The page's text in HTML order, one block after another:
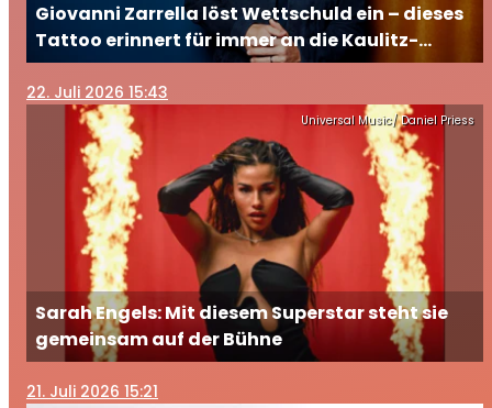
Giovanni Zarrella löst Wettschuld ein – dieses
Tattoo erinnert für immer an die Kaulitz-
Brüder
22. Juli 2026 15:43
Universal Music/ Daniel Priess
Sarah Engels: Mit diesem Superstar steht sie
gemeinsam auf der Bühne
21. Juli 2026 15:21